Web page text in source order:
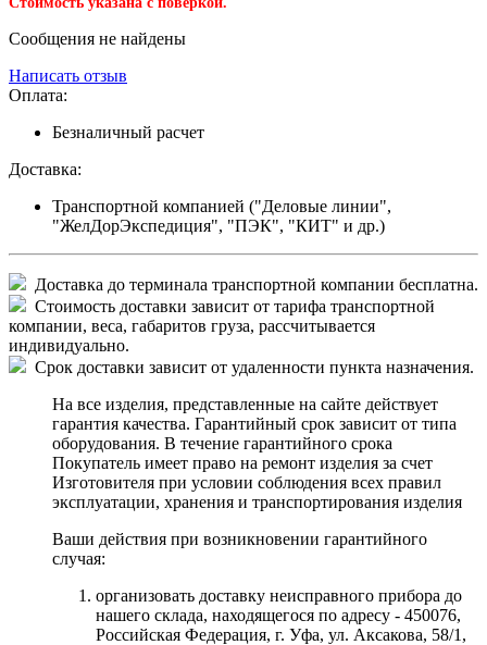
Сообщения не найдены
Написать отзыв
Оплата:
Безналичный расчет
Доставка:
Транспортной компанией ("Деловые линии",
"ЖелДорЭкспедиция", "ПЭК", "КИТ" и др.)
Доставка до терминала транспортной компании бесплатна.
Стоимость доставки зависит от тарифа транспортной
компании, веса, габаритов груза, рассчитывается
индивидуально.
Срок доставки зависит от удаленности пункта назначения.
На все изделия, представленные на сайте действует
гарантия качества. Гарантийный срок зависит от типа
оборудования. В течение гарантийного срока
Покупатель имеет право на ремонт изделия за счет
Изготовителя при условии соблюдения всех правил
эксплуатации, хранения и транспортирования изделия
Ваши действия при возникновении гарантийного
случая:
организовать доставку неисправного прибора до
нашего склада, находящегося по адресу - 450076,
Российская Федерация, г. Уфа, ул. Аксакова, 58/1,